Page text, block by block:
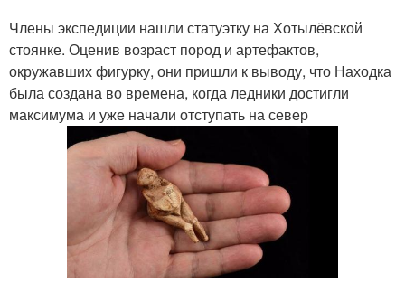
Члены экспедиции нашли статуэтку на Хотылёвской
стоянке. Оценив возраст пород и артефактов,
окружавших фигурку, они пришли к выводу, что Находка
была создана во времена, когда ледники достигли
максимума и уже начали отступать на север